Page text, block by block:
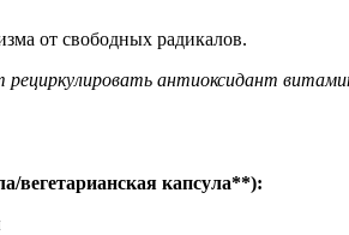
от свободных радикалов.
антиоксидант
вегетарианская капсула**):